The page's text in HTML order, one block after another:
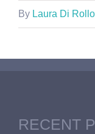
By Laura Di Rollo
RECENT